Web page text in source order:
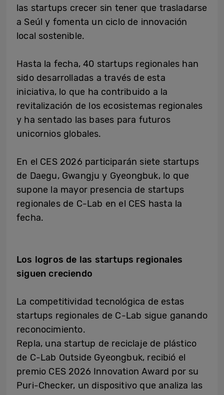
las startups crecer sin tener que trasladarse
a Seúl y fomenta un ciclo de innovación
local sostenible.
Hasta la fecha, 40 startups regionales han
sido desarrolladas a través de esta
iniciativa, lo que ha contribuido a la
revitalización de los ecosistemas regionales
y ha sentado las bases para futuros
unicornios globales.
En el CES 2026 participarán siete startups
de Daegu, Gwangju y Gyeongbuk, lo que
supone la mayor presencia de startups
regionales de C-Lab en el CES hasta la
fecha.
Los logros de las startups regionales
siguen creciendo
La competitividad tecnológica de estas
startups regionales de C-Lab sigue ganando
reconocimiento.
Repla, una startup de reciclaje de plástico
de C-Lab Outside Gyeongbuk, recibió el
premio CES 2026 Innovation Award por su
Puri-Checker, un dispositivo que analiza las